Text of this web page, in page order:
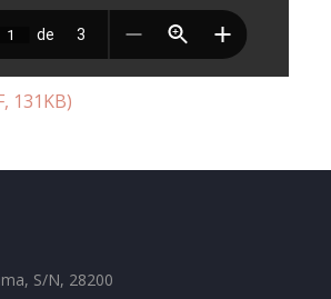
131KB)
S/N, 28200